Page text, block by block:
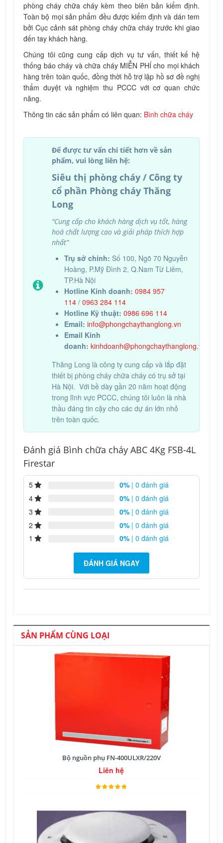
phòng cháy chữa cháy kèm theo biên bản kiểm định.
Toàn bộ mọi sản phẩm đều được kiểm định và dán tem
bởi Cục cảnh sát phòng cháy chữa cháy trước khi giao
đến tay khách hàng.
Chúng tôi cũng cung cấp dịch vụ tư vấn, thiết kế hệ
thống báo cháy và chữa cháy MIỄN PHÍ cho mọi khách
hàng trên toàn quốc, đồng thời hỗ trợ lập hồ sơ đề nghị
thẩm duyệt và nghiệm thu PCCC với cơ quan chức
năng.
Thông tin các sản phẩm có liên quan: Bình chữa cháy
Để được tư vấn chi tiết hơn về sản
phẩm, vui lòng liên hệ:
Siêu thị phòng cháy / Công ty
cổ phần Phòng cháy Thăng
Long
“Cung cấp cho khách hàng dịch vụ tốt, hàng
hoá chất lượng cao và giải pháp thích hợp
nhất”
Trụ sở chính: Số 100, Ngõ 70 Nguyễn
Hoàng, P.Mỹ Đình 2, Q.Nam Từ Liêm,
TP.Hà Nội
Hotline Kinh doanh: 0984 957
114 / 0963 284 114
Hotline Kỹ thuật: 0986 696 114
Email: info@phongchaythanglong.vn
Email Kinh
doanh: kinhdoanh@phongchaythanglong.vn
Thăng Long là công ty cung cấp và lắp đặt
thiết bị phòng cháy chữa cháy có trụ sở tại
Hà Nội. Với bề dày gần 20 năm hoạt động
trong lĩnh vực PCCC, chúng tôi luôn là nhà
thầu đáng tin cậy cho các dự án lớn nhỏ
trên toàn quốc.
Đánh giá Bình chữa cháy ABC 4Kg FSB-4L
Firestar
5 0% | 0 đánh giá
4
0% | 0 đánh giá
3
0% | 0 đánh giá
2
0% | 0 đánh giá
1
0% | 0 đánh giá
ĐÁNH GIÁ NGAY
SẢN PHẨM CÙNG LOẠI
Bộ nguồn phụ FN-400ULXR/220V
Liên hệ